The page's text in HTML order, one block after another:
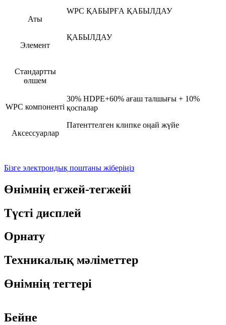
Аты
WPC ҚАБЫРҒА ҚАБЫЛДАУ
Элемент
ҚАБЫЛДАУ
Стандартты
өлшем
WPC компоненті
30% HDPE+60% ағаш талшығы + 10%
қоспалар
Аксессуарлар
Патенттелген клипке оңай жүйе
Бізге электрондық поштаны жіберіңіз
Өнімнің егжей-тегжейі
Түсті дисплей
Орнату
Техникалық мәліметтер
Өнімнің тегтері
Бейне